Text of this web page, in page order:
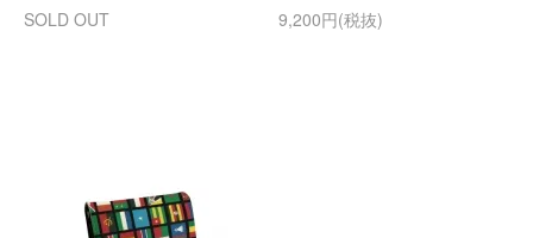
SOLD OUT
9,200円(税抜)